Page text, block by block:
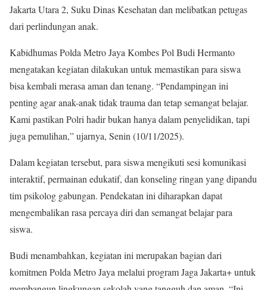
Jakarta Utara 2, Suku Dinas Kesehatan dan melibatkan petugas
dari perlindungan anak.
Kabidhumas Polda Metro Jaya Kombes Pol Budi Hermanto
mengatakan kegiatan dilakukan untuk memastikan para siswa
bisa kembali merasa aman dan tenang. “Pendampingan ini
penting agar anak-anak tidak trauma dan tetap semangat belajar.
Kami pastikan Polri hadir bukan hanya dalam penyelidikan, tapi
juga pemulihan,” ujarnya, Senin (10/11/2025).
Dalam kegiatan tersebut, para siswa mengikuti sesi komunikasi
interaktif, permainan edukatif, dan konseling ringan yang dipandu
tim psikolog gabungan. Pendekatan ini diharapkan dapat
mengembalikan rasa percaya diri dan semangat belajar para
siswa.
Budi menambahkan, kegiatan ini merupakan bagian dari
komitmen Polda Metro Jaya melalui program Jaga Jakarta+ untuk